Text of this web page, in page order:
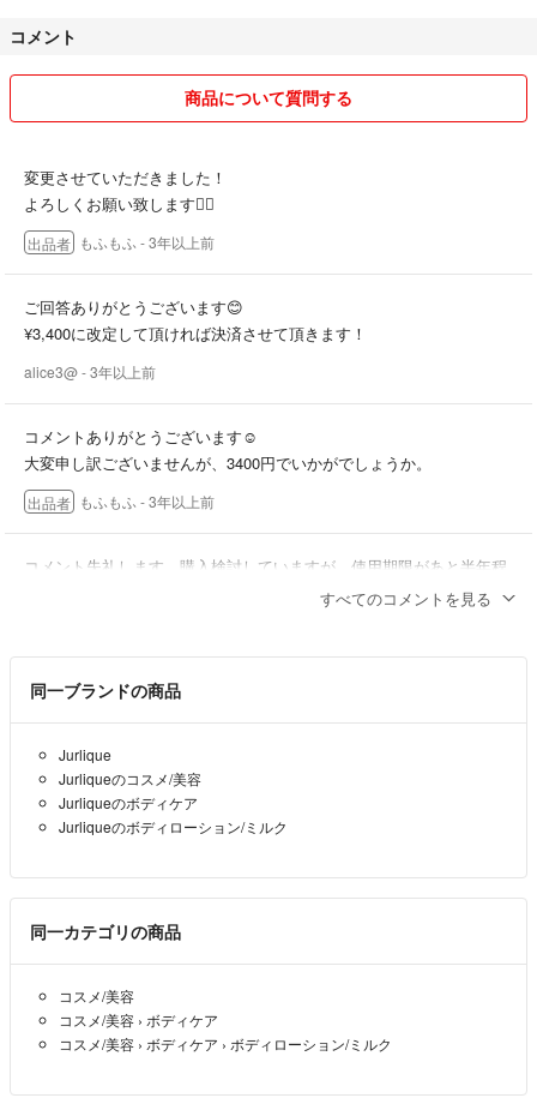
・商品の状態が新品・未使用と記載のある商品以外は基本的に中古品と
・交渉中であっても購入された方を優先させていただきます。
・コンビニやATMでお支払いの場合は事前に振り込み日を、ご連絡く
・発送後のトラブル、紛失、破損等については責任を負いかねます。
・購入後のキャンセル、返金、クレームは受け付けておりませんので、
事前にご相談をお願い致します。
コメント
商品について質問する
変更させていただきました！
よろしくお願い致します🙇‍♀️
出品者 もふもふ - 3年以上前
ご回答ありがとうございます😊
¥3,400に改定して頂ければ決済させて頂きます！
alice3@- 3年以上前
コメントありがとうございます☺️
大変申し訳ございませんが、3400円でいかがでしょうか。
出品者 もふもふ - 3年以上前
コメント失礼します。購入検討していますが、使用期限があと半年程
ですので、３千円にして頂ければ幸いです！即決支払いさせて頂きま
alice3@- 3年以上前
すべてのコメントを見る
同一ブランドの商品
Jurlique
Jurliqueのコスメ/美容
Jurliqueのボディケア
Jurliqueのボディローション/ミルク
同一カテゴリの商品
コスメ/美容
コスメ/美容 › ボディケア
コスメ/美容 › ボディケア › ボディローション/ミルク